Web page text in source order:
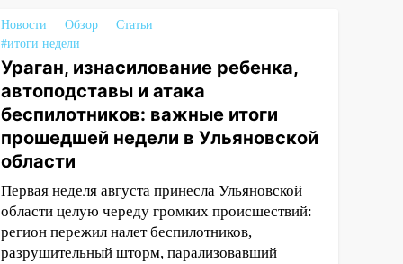
Новости Обзор
Статьи
#итоги недели
Ураган, изнасилование ребенка,
автоподставы и атака
беспилотников: важные итоги
прошедшей недели в Ульяновской
области
Первая неделя августа принесла Ульяновской
области целую череду громких происшествий:
регион пережил налет беспилотников,
разрушительный шторм, парализовавший